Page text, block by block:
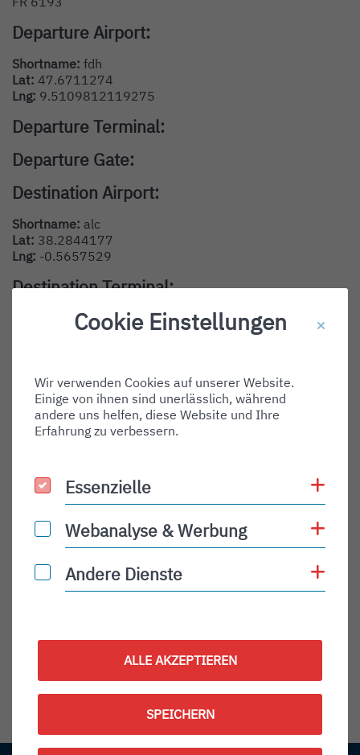
Departure Airport:
Shortname: fdh
Lat: 47.6711274
Lng: 9.5109812119275
Departure Terminal:
Departure Gate:
Destination Airport:
Shortname: alc
Lat: 38.2844177
Lng: -0.5657529
Destination Terminal:
Destination Gate:
Shortname:
Type:
departure
PLN
Status Description:
Checkin:
Codeshare:
Cookie Einstellungen
Wir verwenden Cookies auf unserer Website.
Einige von ihnen sind unerlässlich, während
andere uns helfen, diese Website und Ihre
Erfahrung zu verbessern.
Essenzielle
Essenzielle
Webanalyse & Werbung
Webanalyse & Werbung
Andere Dienste
Andere Dienste
ALLE AKZEPTIEREN
SPEICHERN